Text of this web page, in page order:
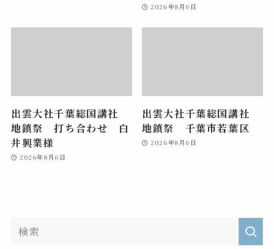
2026年8月6日
出雲大社千葉総国講社
地鎮祭 打ち合わせ 白
井興業様
2026年8月6日
出雲大社千葉総国講社
地鎮祭 千葉市若葉区
2026年8月6日